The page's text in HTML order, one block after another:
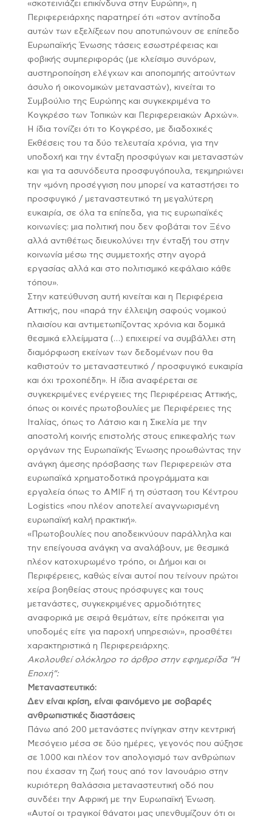
«σκοτεινιάζει επικίνδυνα στην Ευρώπη», η
Περιφερειάρχης παρατηρεί ότι «στον αντίποδα
αυτών των εξελίξεων που αποτυπώνουν σε επίπεδο
Ευρωπαϊκής Ένωσης τάσεις εσωστρέφειας και
φοβικής συμπεριφοράς (με κλείσιμο συνόρων,
αυστηροποίηση ελέγχων και αποπομπής αιτούντων
άσυλο ή οικονομικών μεταναστών), κινείται το
Συμβούλιο της Ευρώπης και συγκεκριμένα το
Κογκρέσο των Τοπικών και Περιφερειακών Αρχών».
Η ίδια τονίζει ότι το Κογκρέσο, με διαδοχικές
Εκθέσεις του τα δύο τελευταία χρόνια, για την
υποδοχή και την ένταξη προσφύγων και μεταναστών
και για τα ασυνόδευτα προσφυγόπουλα, τεκμηριώνει
την «μόνη προσέγγιση που μπορεί να καταστήσει το
προσφυγικό / μεταναστευτικό τη μεγαλύτερη
ευκαιρία, σε όλα τα επίπεδα, για τις ευρωπαϊκές
κοινωνίες: μια πολιτική που δεν φοβάται τον Ξένο
αλλά αντιθέτως διευκολύνει την ένταξή του στην
κοινωνία μέσω της συμμετοχής στην αγορά
εργασίας αλλά και στο πολιτισμικό κεφάλαιο κάθε
τόπου».
Στην κατεύθυνση αυτή κινείται και η Περιφέρεια
Αττικής, που «παρά την έλλειψη σαφούς νομικού
πλαισίου και αντιμετωπίζοντας χρόνια και δομικά
θεσμικά ελλείμματα (…) επιχειρεί να συμβάλλει στη
διαμόρφωση εκείνων των δεδομένων που θα
καθιστούν το μεταναστευτικό / προσφυγικό ευκαιρία
και όχι τροχοπέδη». Η ίδια αναφέρεται σε
συγκεκριμένες ενέργειες της Περιφέρειας Αττικής,
όπως οι κοινές πρωτοβουλίες με Περιφέρειες της
Ιταλίας, όπως το Λάτσιο και η Σικελία με την
αποστολή κοινής επιστολής στους επικεφαλής των
οργάνων της Ευρωπαϊκής Ένωσης προωθώντας την
ανάγκη άμεσης πρόσβασης των Περιφερειών στα
ευρωπαϊκά χρηματοδοτικά προγράμματα και
εργαλεία όπως το AMIF ή τη σύσταση του Κέντρου
Logistics «που πλέον αποτελεί αναγνωρισμένη
ευρωπαϊκή καλή πρακτική».
«Πρωτοβουλίες που αποδεικνύουν παράλληλα και
την επείγουσα ανάγκη να αναλάβουν, με θεσμικά
πλέον κατοχυρωμένο τρόπο, οι Δήμοι και οι
Περιφέρειες, καθώς είναι αυτοί που τείνουν πρώτοι
χείρα βοηθείας στους πρόσφυγες και τους
μετανάστες, συγκεκριμένες αρμοδιότητες
αναφορικά με σειρά θεμάτων, είτε πρόκειται για
υποδομές είτε για παροχή υπηρεσιών», προσθέτει
χαρακτηριστικά η Περιφερειάρχης.
Ακολουθεί ολόκληρο το άρθρο στην εφημερίδα “Η
Εποχή”:
Μεταναστευτικό:
Δεν είναι κρίση, είναι φαινόμενο με σοβαρές
ανθρωπιστικές διαστάσεις
Πάνω από 200 μετανάστες πνίγηκαν στην κεντρική
Μεσόγειο μέσα σε δύο ημέρες, γεγονός που αύξησε
σε 1.000 και πλέον τον απολογισμό των ανθρώπων
που έχασαν τη ζωή τους από τον Ιανουάριο στην
κυριότερη θαλάσσια μεταναστευτική οδό που
συνδέει την Αφρική με την Ευρωπαϊκή Ένωση.
«Αυτοί οι τραγικοί θάνατοι μας υπενθυμίζουν ότι οι